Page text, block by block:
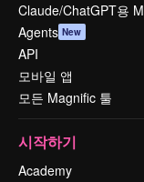
Claude/ChatGPT용
Agents New
API
모바일 앱
모든 Magnific 툴
시작하기
Academy